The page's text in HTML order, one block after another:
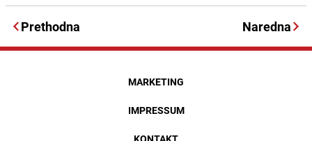
Prethodna Naredna
MARKETING
IMPRESSUM